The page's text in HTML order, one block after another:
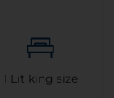
1 Lit king size